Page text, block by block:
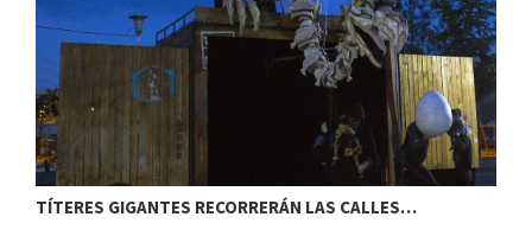
TÍTERES GIGANTES RECORRERÁN LAS CALLES…